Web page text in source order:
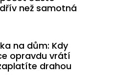
než samotná
na dům: Kdy
opravdu vrátí
drahou